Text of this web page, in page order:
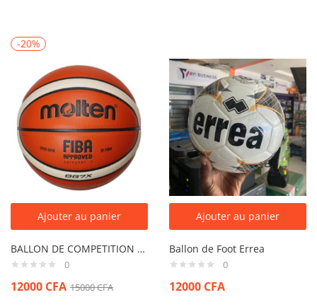
-20%
Ajouter au panier
BALLON DE COMPETITION BASKET MOLTEN Taille 7
0
12000 CFA 15000CFA
Ajouter au panier
Ballon de Foot Errea
0
12000 CFA